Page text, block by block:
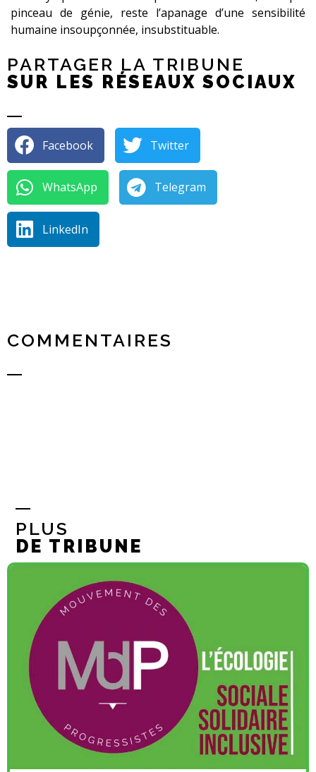
pinceau de génie, reste l’apanage d’une sensibilité
humaine insoupçonnée, insubstituable.
PARTAGER LA TRIBUNE
SUR LES RÉSEAUX SOCIAUX
Facebook Twitter
WhatsApp Telegram
LinkedIn
COMMENTAIRES
PLUS
DE TRIBUNE